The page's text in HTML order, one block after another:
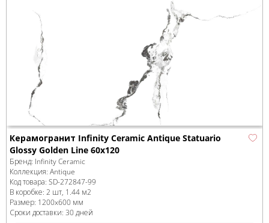
Керамогранит Infinity Ceramic Antique Statuario
Glossy Golden Line 60x120
Бренд: Infinity Ceramic
Коллекция: Antique
Код товара: SD-272847-99
В коробке: 2 шт, 1.44 м2
Размер: 1200x600 мм
Сроки доставки: 30 дней